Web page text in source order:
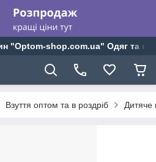
"Optom-shop.com.ua" Одяг та
Взуття оптом та в роздріб Дитяче